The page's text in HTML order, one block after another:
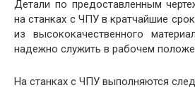
Детали по предоставленным
на станках с ЧПУ в кратчайшие
из высококачественного
надежно служить в рабочем
На станках с ЧПУ выполняются